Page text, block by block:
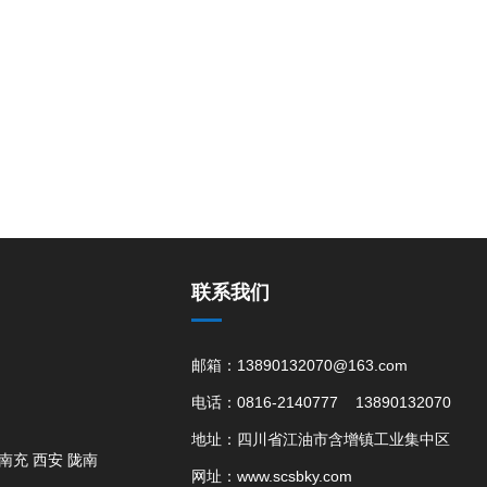
充 西安 陇南
联系我们
邮箱：13890132070@163.com
电话：0816-2140777 13890132070
地址：四川省江油市含增镇工业集中区
网址：www.scsbky.com